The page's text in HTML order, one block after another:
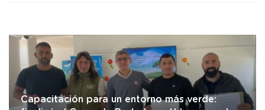
Capacitación para un entorno más verde: